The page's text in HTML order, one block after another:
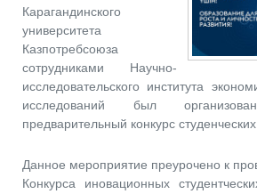
Карагандинского
университета
Казпотребсоюза
сотрудниками Научно-
исследовательского института
исследований был
предварительный конкурс студенческих
Данное мероприятие преурочено к
Конкурса иновационных